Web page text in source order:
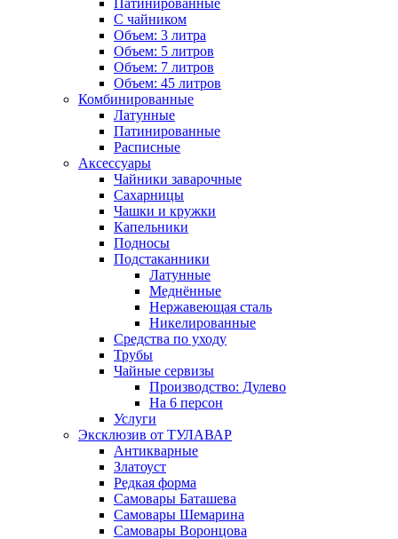
Патинированные
С чайником
Объем: 3 литра
Объем: 5 литров
Объем: 7 литров
Объем: 45 литров
Комбинированные
Латунные
Патинированные
Расписные
Аксессуары
Чайники заварочные
Сахарницы
Чашки и кружки
Капельники
Подносы
Подстаканники
Латунные
Меднённые
Нержавеющая сталь
Никелированные
Средства по уходу
Трубы
Чайные сервизы
Производство: Дулево
На 6 персон
Услуги
Эксклюзив от ТУЛАВАР
Антикварные
Златоуст
Редкая форма
Самовары Баташева
Самовары Шемарина
Самовары Воронцова